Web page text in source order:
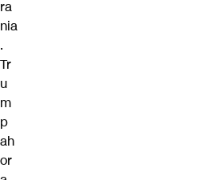
ra
nia
.
Tr
u
m
p
ah
or